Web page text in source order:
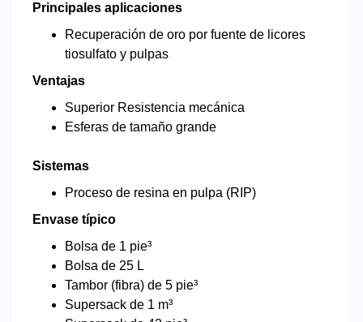
Principales aplicaciones
Recuperación de oro por fuente de licores
tiosulfato y pulpas
Ventajas
Superior Resistencia mecánica
Esferas de tamaño grande
Sistemas
Proceso de resina en pulpa (RIP)
Envase típico
Bolsa de 1 pie³
Bolsa de 25 L
Tambor (fibra) de 5 pie³
Supersack de 1 m³